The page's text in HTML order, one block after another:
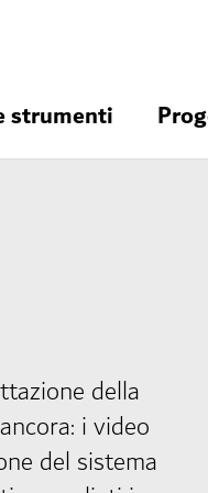
strumenti
della
i video
del sistema